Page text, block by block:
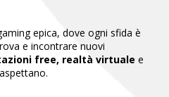
epica, dove ogni sfida è
e incontrare nuovi
free, realtà virtuale e